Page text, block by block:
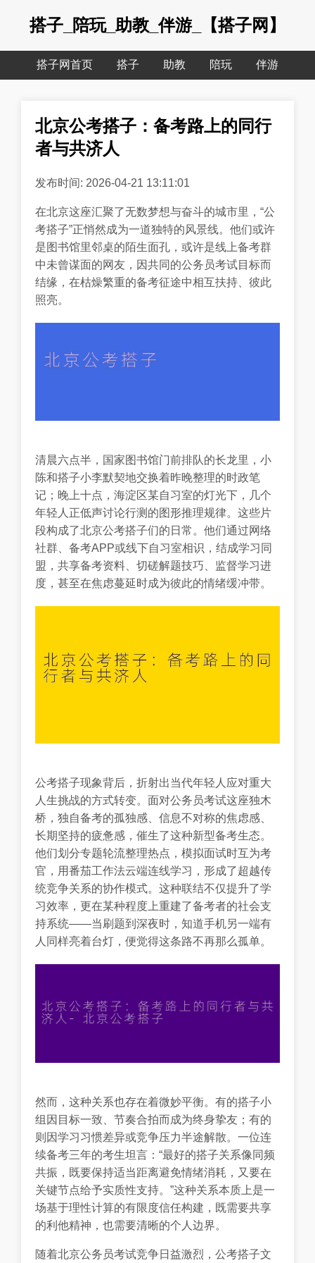
搭子_陪玩_助教_伴游_【搭子网】
搭子网首页 搭子 助教 陪玩 伴游
北京公考搭子：备考路上的同行
者与共济人
发布时间: 2026-04-21 13:11:01
在北京这座汇聚了无数梦想与奋斗的城市里，“公
考搭子”正悄然成为一道独特的风景线。他们或许
是图书馆里邻桌的陌生面孔，或许是线上备考群
中未曾谋面的网友，因共同的公务员考试目标而
结缘，在枯燥繁重的备考征途中相互扶持、彼此
照亮。
清晨六点半，国家图书馆门前排队的长龙里，小
陈和搭子小李默契地交换着昨晚整理的时政笔
记；晚上十点，海淀区某自习室的灯光下，几个
年轻人正低声讨论行测的图形推理规律。这些片
段构成了北京公考搭子们的日常。他们通过网络
社群、备考APP或线下自习室相识，结成学习同
盟，共享备考资料、切磋解题技巧、监督学习进
度，甚至在焦虑蔓延时成为彼此的情绪缓冲带。
公考搭子现象背后，折射出当代年轻人应对重大
人生挑战的方式转变。面对公务员考试这座独木
桥，独自备考的孤独感、信息不对称的焦虑感、
长期坚持的疲惫感，催生了这种新型备考生态。
他们划分专题轮流整理热点，模拟面试时互为考
官，用番茄工作法云端连线学习，形成了超越传
统竞争关系的协作模式。这种联结不仅提升了学
习效率，更在某种程度上重建了备考者的社会支
持系统——当刷题到深夜时，知道手机另一端有
人同样亮着台灯，便觉得这条路不再那么孤单。
然而，这种关系也存在着微妙平衡。有的搭子小
组因目标一致、节奏合拍而成为终身挚友；有的
则因学习习惯差异或竞争压力半途解散。一位连
续备考三年的考生坦言：“最好的搭子关系像同频
共振，既要保持适当距离避免情绪消耗，又要在
关键节点给予实质性支持。”这种关系本质上是一
场基于理性计算的有限度信任构建，既需要共享
的利他精神，也需要清晰的个人边界。
随着北京公务员考试竞争日益激烈，公考搭子文